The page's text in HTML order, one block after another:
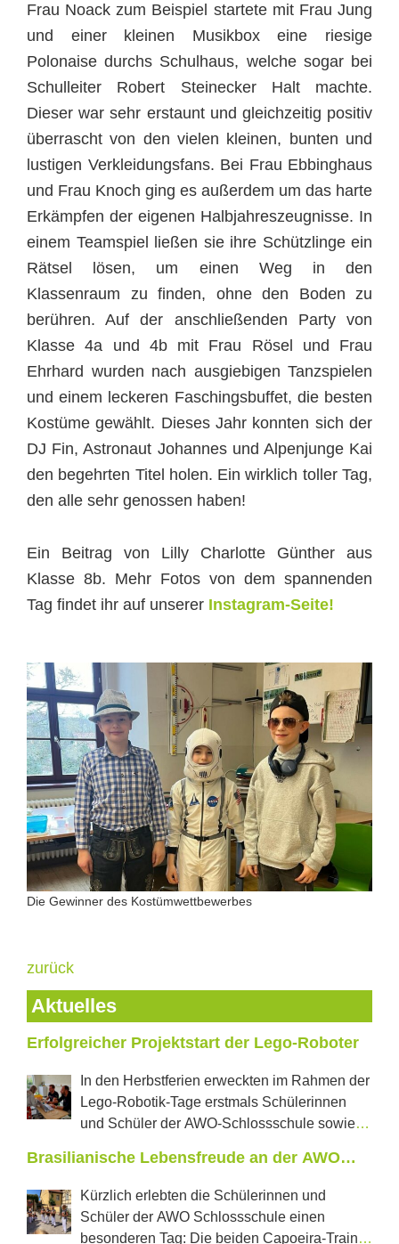
Frau Noack zum Beispiel startete mit Frau Jung
und einer kleinen Musikbox eine riesige
Polonaise durchs Schulhaus, welche sogar bei
Schulleiter Robert Steinecker Halt machte.
Dieser war sehr erstaunt und gleichzeitig positiv
überrascht von den vielen kleinen, bunten und
lustigen Verkleidungsfans. Bei Frau Ebbinghaus
und Frau Knoch ging es außerdem um das harte
Erkämpfen der eigenen Halbjahreszeugnisse. In
einem Teamspiel ließen sie ihre Schützlinge ein
Rätsel lösen, um einen Weg in den
Klassenraum zu finden, ohne den Boden zu
berühren. Auf der anschließenden Party von
Klasse 4a und 4b mit Frau Rösel und Frau
Ehrhard wurden nach ausgiebigen Tanzspielen
und einem leckeren Faschingsbuffet, die besten
Kostüme gewählt. Dieses Jahr konnten sich der
DJ Fin, Astronaut Johannes und Alpenjunge Kai
den begehrten Titel holen. Ein wirklich toller Tag,
den alle sehr genossen haben!
Ein Beitrag von Lilly Charlotte Günther aus
Klasse 8b. Mehr Fotos von dem spannenden
Tag findet ihr auf unserer Instagram-Seite!
Die Gewinner des Kostümwettbewerbes
zurück
Aktuelles
Erfolgreicher Projektstart der Lego-Roboter
In den Herbstferien erweckten im Rahmen der
Lego-Robotik-Tage erstmals Schülerinnen
und Schüler der AWO-Schlossschule sowie
Roboter und selbstfahrende Autos zum Leben. In
jeweils zwei Projekttagen konnten die Jugendlichen
erproben, was in den vom Förderverein Castillo e.V.
mit einer Förderung der LEADER Aktionsgruppe
Brasilianische Lebensfreude an der AWO
Kürzlich erlebten die Schülerinnen und
Schüler der AWO Schlossschule einen
besonderen Tag: Die beiden Capoeira-Trainer